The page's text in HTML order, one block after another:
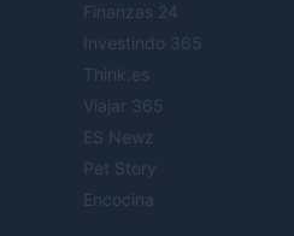
Finanzas 24
Investindo 365
Think.es
Viajar 365
ES Newz
Pet Story
Encocina